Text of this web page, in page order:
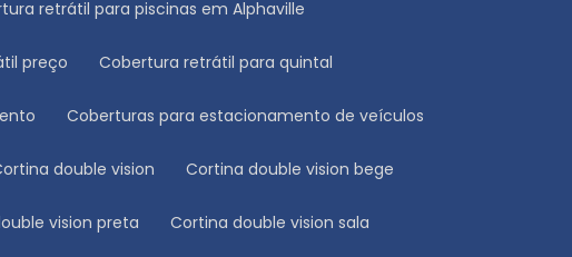
retrátil para piscinas em Alphaville
preço Cobertura retrátil para quintal
Coberturas para estacionamento de veículos
Cortina double vision Cortina double vision bege
vision preta Cortina double vision sala